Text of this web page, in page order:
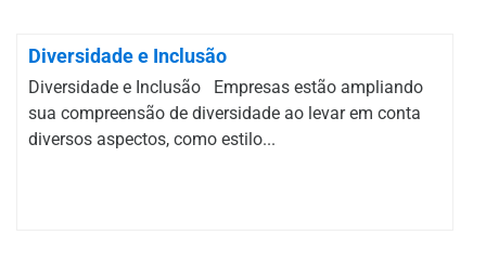
Diversidade e Inclusão
Diversidade e Inclusão Empresas estão ampliando
sua compreensão de diversidade ao levar em conta
diversos aspectos, como estilo...